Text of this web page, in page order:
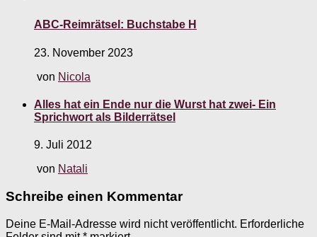
ABC-Reimrätsel: Buchstabe H
23. November 2023
von Nicola
Alles hat ein Ende nur die Wurst hat zwei- Ein
Sprichwort als Bilderrätsel
9. Juli 2012
von Natali
Schreibe einen Kommentar
Deine E-Mail-Adresse wird nicht veröffentlicht. Erforderliche